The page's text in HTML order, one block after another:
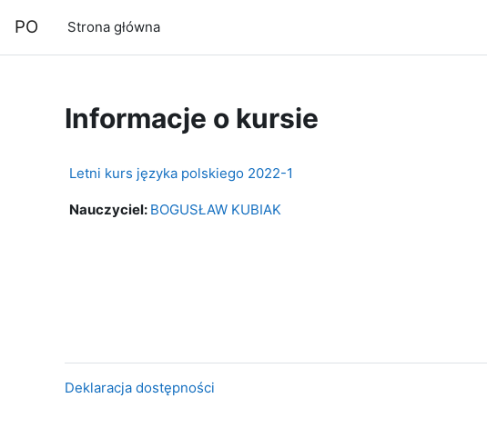
PO Strona główna
Informacje o kursie
Letni kurs języka polskiego 2022-1
Nauczyciel: BOGUSŁAW KUBIAK
Deklaracja dostępności